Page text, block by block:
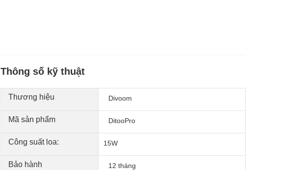
Thông số kỹ thuật
Thương hiệu Divoom
Mã sản phẩm DitooPro
Công suất loa: 15W
Bảo hành 12 tháng